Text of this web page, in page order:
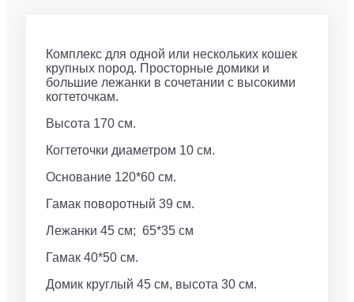
Комплекс для одной или нескольких кошек
крупных пород. Просторные домики и
большие лежанки в сочетании с высокими
когтеточкам.
Высота 170 см.
Когтеточки диаметром 10 см.
Основание 120*60 см.
Гамак поворотный 39 см.
Лежанки 45 см; 65*35 см
Гамак 40*50 см.
Домик круглый 45 см, высота 30 см.